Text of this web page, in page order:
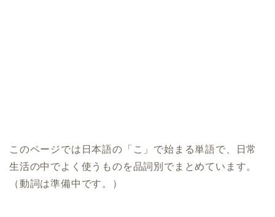
このページでは日本語の「こ」で始まる単語で、日常
生活の中でよく使うものを品詞別でまとめています。
（動詞は準備中です。）